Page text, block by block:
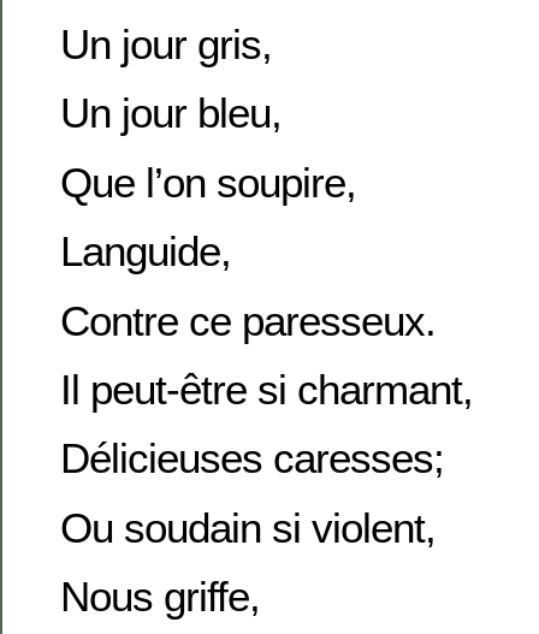
Un jour gris,
Un jour bleu,
Que l’on soupire,
Languide,
Contre ce paresseux.
Il peut-être si charmant,
Délicieuses caresses;
Ou soudain si violent,
Nous griffe,